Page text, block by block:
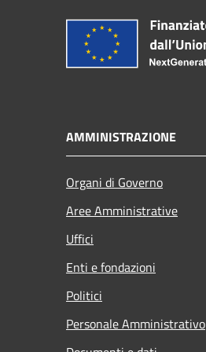
AMMINISTRAZIONE
Organi di Governo
Aree Amministrative
Uffici
Enti e fondazioni
Politici
Personale Amministrativo